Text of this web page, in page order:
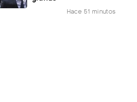
Hace 51 minutos